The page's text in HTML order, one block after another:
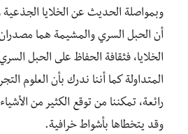
وبمواصلة الحديث عن الخلايا
أن الحبل السري والمشيمة هما
الخلايا، فثقافة الحفاظ على الحبل
المتداولة كما أننا ندرك بأن العلوم
رائعة، تمكننا من توقع الكثير من
وقد يتخطاها بأشواط خرافية.